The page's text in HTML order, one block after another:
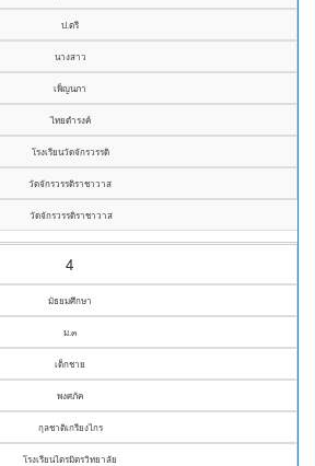
ป.ตรี
นางสาว
เพ็ญนภา
ไทยดำรงค์
โรงเรียนวัดจักรวรรดิ
วัดจักรวรรดิราชาวาส
วัดจักรวรรดิราชาวาส
4
มัธยมศึกษา
ม.๓
เด็กชาย
พงศภัค
กุลชาติเกรียงไกร
โรงเรียนไตรมิตรวิทยาลัย